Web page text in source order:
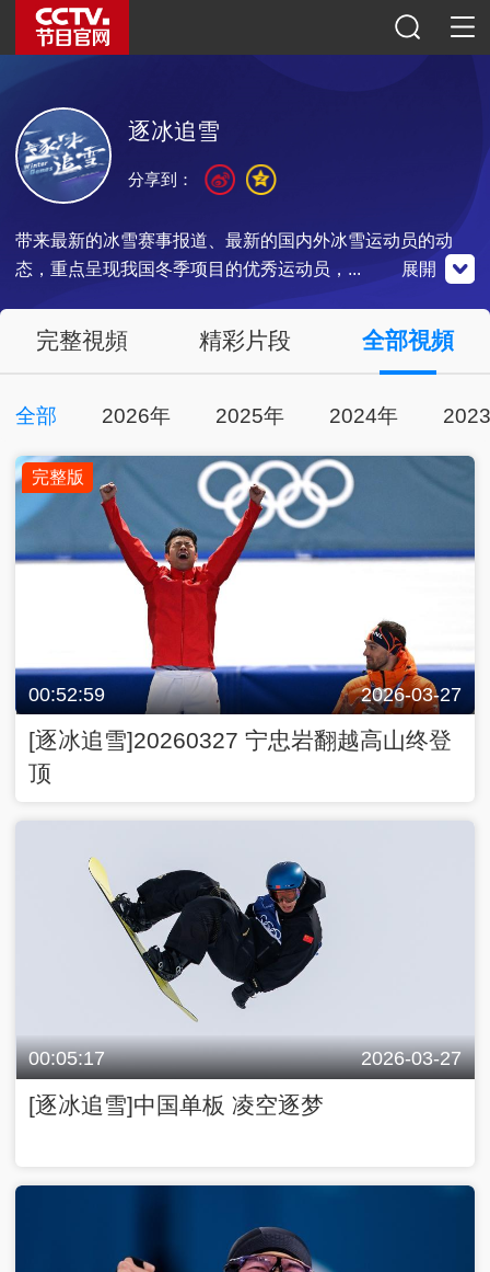
逐冰追雪
带来最新的冰雪赛事报道、最新的国内外冰雪运动员的动
态，重点呈现我国冬季项目的优秀运动员，...
央視影音
點擊觀看
體育微博
點擊關注
體育公眾號
掃一掃關注
展開
分享到：
完整視頻 精彩片段 全部視頻
全部 2026年 2025年 2024年
完整版
00:52:59 2026-03-27
[逐冰追雪]20260327 宁忠岩翻越高山终登
顶
00:05:17 2026-03-27
[逐冰追雪]中国单板 凌空逐梦